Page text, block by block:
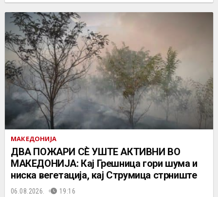
МАКЕДОНИЈА
ДВА ПОЖАРИ СÈ УШТЕ АКТИВНИ ВО
МАКЕДОНИЈА: Кај Грешница гори шума и
ниска вегетација, кај Струмица стрниште
06.08.2026. 19:16